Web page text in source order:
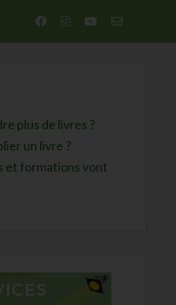
facebookinstagram
youtubeemail-
plus de livres ?
un livre ?
et formations vont